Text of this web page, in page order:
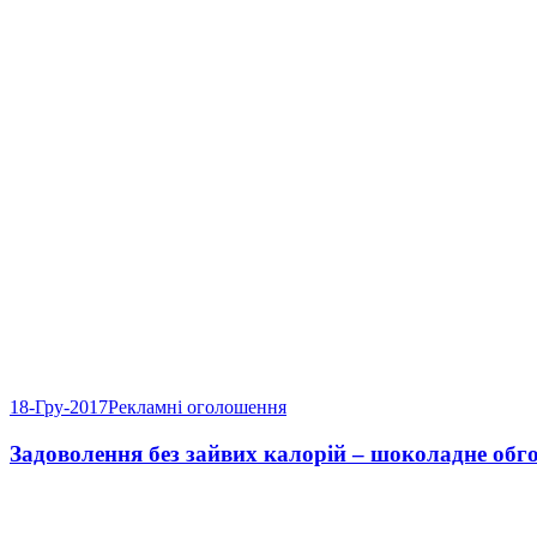
18-Гру-2017Рекламні оголошення
Задоволення без зайвих калорій – шоколадне